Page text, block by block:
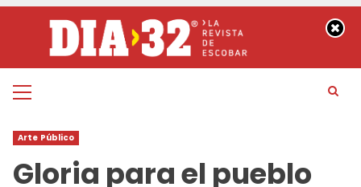
contenido
Menú
Arte Público
Gloria para el pueblo